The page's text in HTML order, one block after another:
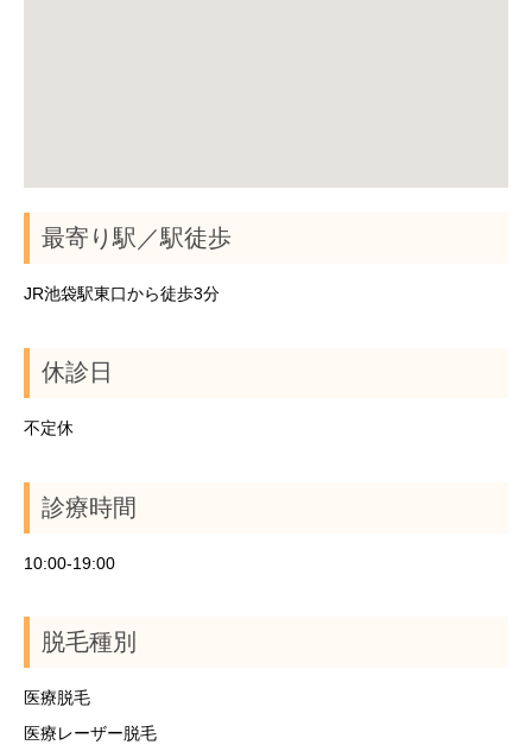
最寄り駅／駅徒歩
JR池袋駅東口から徒歩3分
休診日
不定休
診療時間
10:00-19:00
脱毛種別
医療脱毛
医療レーザー脱毛